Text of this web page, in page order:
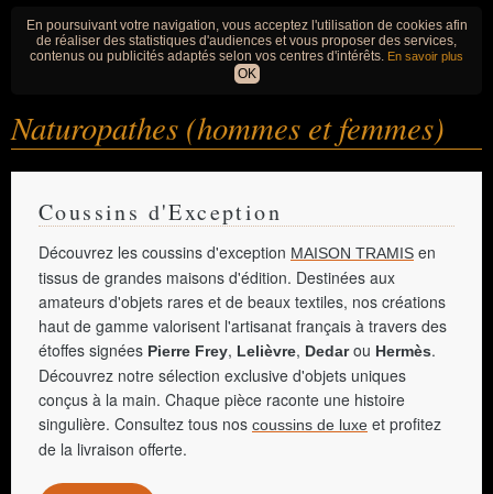
En poursuivant votre navigation, vous acceptez l'utilisation de cookies afin
de réaliser des statistiques d'audiences et vous proposer des services,
contenus ou publicités adaptés selon vos centres d'intérêts. En savoir plus
OK
Naturopathes (hommes et femmes)
Coussins d'Exception
Découvrez les coussins d'exception MAISON TRAMIS en
tissus de grandes maisons d'édition. Destinées aux
amateurs d'objets rares et de beaux textiles, nos créations
haut de gamme valorisent l'artisanat français à travers des
étoffes signées Pierre Frey, Lelièvre, Dedarou Hermès.
Découvrez notre sélection exclusive d'objets uniques
conçus à la main. Chaque pièce raconte une histoire
singulière. Consultez tous nos coussins de luxe et profitez
de la livraison offerte.